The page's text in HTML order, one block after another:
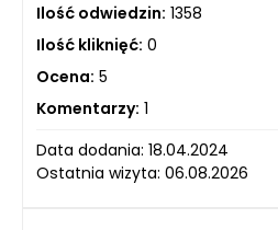
Ilość odwiedzin: 1358
Ilość kliknięć: 0
Ocena: 5
Komentarzy: 1
Data dodania: 18.04.2024
Ostatnia wizyta: 06.08.2026